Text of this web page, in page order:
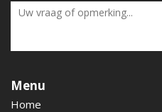
Menu
Home